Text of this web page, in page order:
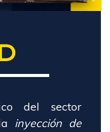
del sector
inyección de